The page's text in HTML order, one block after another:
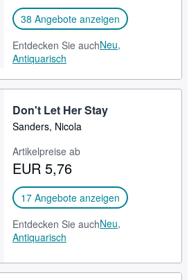
38 Angebote anzeigen
Entdecken Sie auchNeu,
Antiquarisch
Don't Let Her Stay
Sanders, Nicola
Artikelpreise ab
EUR 5,76
17 Angebote anzeigen
Entdecken Sie auchNeu,
Antiquarisch